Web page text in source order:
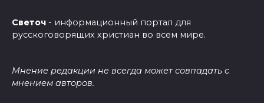
Светоч - информационный портал для
русскоговорящих христиан во всем мире.
Мнение редакции не всегда может совпадать с
мнением авторов.